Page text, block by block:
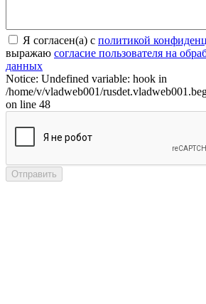
Я согласен(а) с политикой
выражаю согласие пользователя на
данных
Notice: Undefined variable: hook in
/home/v/vladweb001/
on line 48
Отправить